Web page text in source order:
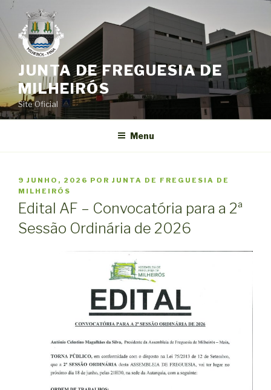
Saltar
o
conteúdo
JUNTA DE FREGUESIA DE
MILHEIRÓS
Site Oficial
Menu
PUBLICADO
EM
9 JUNHO, 2026 POR JUNTA DE FREGUESIA DE
MILHEIRÓS
Edital AF – Convocatória para a 2ª
Sessão Ordinária de 2026